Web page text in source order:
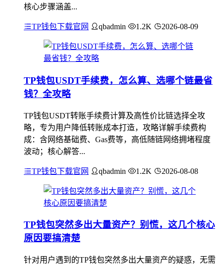
核心步骤涵盖...
TP钱包下载官网 qbadmin 1.2K 2026-08-09
TP钱包USDT手续费，怎么算、选哪个链最省
钱？全攻略
TP钱包USDT转账手续费计算及高性价比链选择全攻
略，专为用户降低转账成本打造，攻略详解手续费构
成：含网络基础费、Gas费等，高低随链网络拥堵程度
波动；核心解答...
TP钱包下载官网 qbadmin 1.2K 2026-08-08
TP钱包突然多出大量资产？别慌，这几个核心
原因要搞清楚
针对用户遇到的TP钱包突然多出大量资产的疑惑，无需